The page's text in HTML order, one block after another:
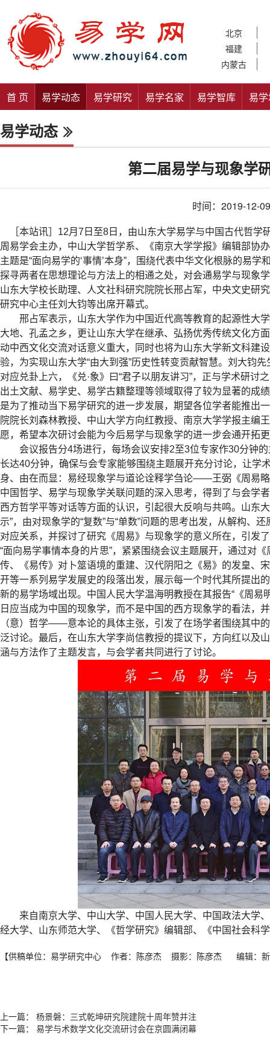
北京
福建
内蒙古
首 页 易学动态 易学研究 易学名家 易学智库 易
易学动态
第二届易学与现象学
时间：2019-12-09
［本站讯］ 12月 7 日至8 日，由山东大学易学与中国古代哲学
周易学会主办，中山大学哲学系、《南京大学学报》编辑部协
主题是“面向易学的‘事情’本身”，围绕代表中华文化根脉的易学
探寻两者在思想理论与方法上的相通之处，对会通易学与现象
山东大学校长助理、人文社科研究院院长邢占军，中央文史研
研究中心主任刘大钧等出席开幕式。
邢占军表示，山东大学作为中国近代高等教育的起源性大
大地、孔孟之乡，更让山东大学在继承、弘扬优秀传统文化方
动中西文化交流对话意义重大，同时也将为山东大学新文科建
验，为实现山东大学“由大到强”历史性转变贡献智慧。刘大钧
对应兑卦上六，《兑·象》曰“君子以朋友讲习”，正与学术研讨
出土文献、易学史、易学古籍整理等领域取得了较为显著的成
是为了推动当下易学研究的进一步发展，期望各位学者能推出
院院长刘森林教授、中山大学方向红教授、南京大学学报主编
愿，希望本次研讨会能为今后易学与现象学的进一步会通开拓
会议报告分4场进行，每场会议安排2至3位专家作30分钟
长达40分钟，确保与会专家能够围绕主题展开充分讨论，让学
身、由在而显：易经现象学与道论诠释学刍论——王弼《周易
中国哲学、易学与现象学关联问题的深入思考，得到了与会学
西方哲学平等对话等方面的认识，引起很大反响与共鸣。山东
示”，由对现象学的“复数”与“单数”问题的思考出发，从解构、
对应关系，并探讨了研究《周易》与现象学的意义所在，引发
“面向易学事情本身的片思”，紧紧围绕会议主题展开，通过对
传、《易传》对卜筮语境的重建、汉代阴阳之《易》的发皇、
开等一系列易学发展史的段落出发，展示每一个时代其所提出
新的易学场域出现。中国人民大学温海明教授在其报告“ 《周易
日应当成为中国的现象学，而不是中国的西方现象学的看法，
（意）哲学——意本论的具体主张，引发了在场学者围绕其中的
泛讨论。最后，在山东大学李尚信教授的提议下，方向红以及
涵与方法作了主题发言，与会学者共同进行了讨论。
来自南京大学、中山大学、中国人民大学、中国政法大学
经大学、山东师范大学、《哲学研究》编辑部、《中国社会科
【供稿单位：易学研究中心 作者：陈彦杰 摄影：陈彦杰 编辑：
上一篇： 杨景磐：三式乾坤研究院建院十周年赞并注
下一篇： 易学与术数学文化交流研讨会在京圆满闭幕